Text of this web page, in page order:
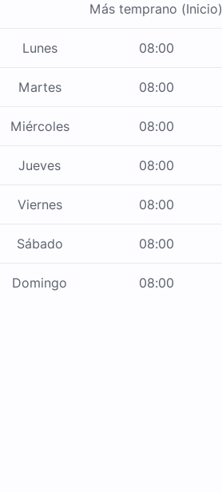
Más temprano (Inicio)
Lunes 08:00
Martes 08:00
Miércoles 08:00
Jueves 08:00
Viernes 08:00
Sábado 08:00
Domingo 08:00